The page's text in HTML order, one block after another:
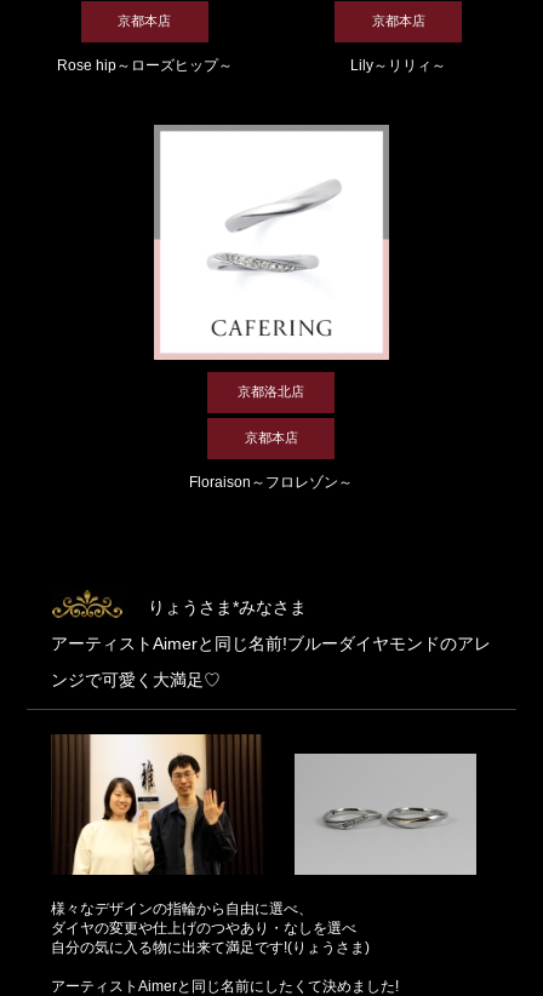
京都本店
Rose hip～ローズヒップ～
京都本店
Lily～リリィ～
京都洛北店
京都本店
Floraison～フロレゾン～
りょうさま*みなさま
アーティストAimerと同じ名前!ブルーダイヤモンドのアレ
ンジで可愛く大満足♡
様々なデザインの指輪から自由に選べ、
ダイヤの変更や仕上げのつやあり・なしを選べ
自分の気に入る物に出来て満足です!(りょうさま)
アーティストAimerと同じ名前にしたくて決めました!